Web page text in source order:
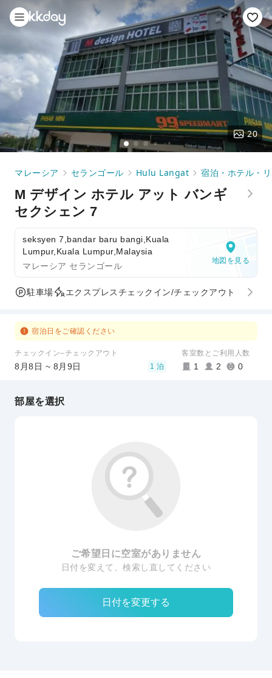
20
マレーシア セランゴール Hulu Langat 宿泊・ホテル・
M デザイン ホテル アット バンギ
セクシェン 7
seksyen 7,bandar baru bangi,Kuala
Lumpur,Kuala Lumpur,Malaysia
マレーシア セランゴール
地図を見る
駐車場 エクスプレスチェックイン/チェックアウト
宿泊日をご確認ください
チェックイン–チェックアウト
8月8日 ~ 8月9日 1 泊
客室数とご利用人数
1 2 0
部屋を選択
ご希望日に空室がありません
日付を変えて、検索し直してください
日付を変更する